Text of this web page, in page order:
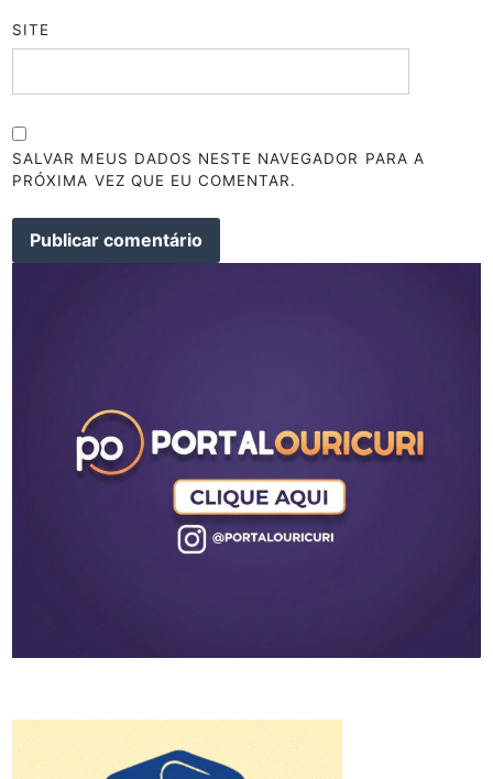
SITE
SALVAR MEUS DADOS NESTE NAVEGADOR PARA A
PRÓXIMA VEZ QUE EU COMENTAR.